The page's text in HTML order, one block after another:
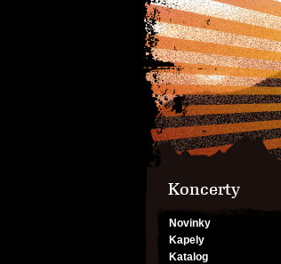
Koncerty
Novinky
Kapely
Katalog